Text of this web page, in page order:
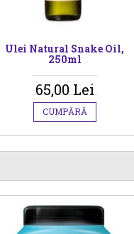
Ulei Natural Snake Oil,
250ml
65,00 Lei
CUMPĂRĂ